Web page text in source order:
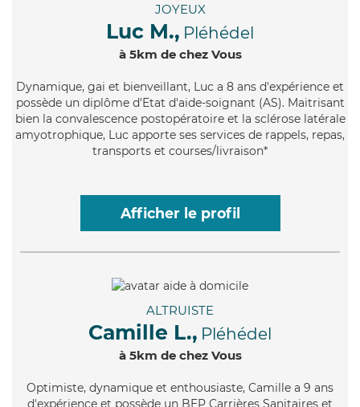
JOYEUX
Luc M., Pléhédel
à 5km de chez Vous
Dynamique, gai et bienveillant, Luc a 8 ans d'expérience et
possède un diplôme d'Etat d'aide-soignant (AS). Maitrisant
bien la convalescence postopératoire et la sclérose latérale
amyotrophique, Luc apporte ses services de rappels, repas,
transports et courses/livraison*
Afficher le profil
ALTRUISTE
Camille L., Pléhédel
à 5km de chez Vous
Optimiste, dynamique et enthousiaste, Camille a 9 ans
d'expérience et possède un BEP Carrières Sanitaires et